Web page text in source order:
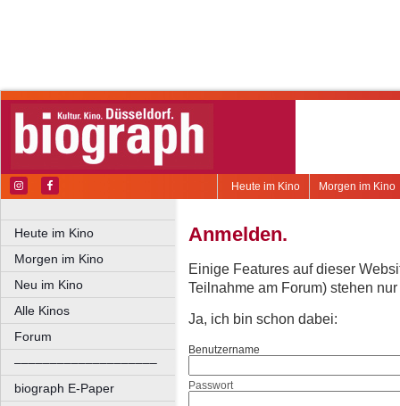
Morgen im Kino
Heute im Kino
Heute im Kino
Morgen im Kino
Neu im Kino
Alle Kinos
Forum
––––––––––––––––––––
biograph E-Paper
Anmelden.
Einige Features auf dieser
Teilnahme am Forum) stehen
Ja, ich bin schon dabei:
Benutzername
Passwort